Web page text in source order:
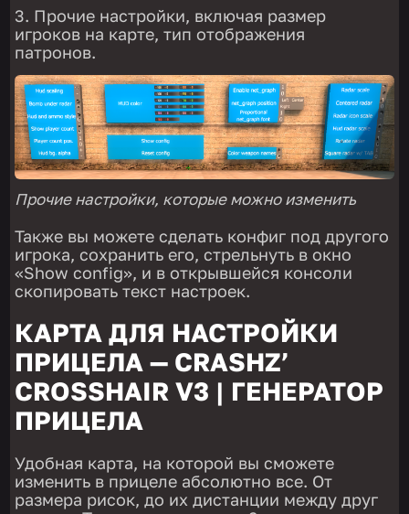
Прочие настройки, включая размер
игроков на карте, тип отображения
патронов.
Прочие настройки, которые можно изменить
Также вы можете сделать конфиг под другого
игрока, сохранить его, стрельнуть в окно
«Show config», и в открывшейся консоли
скопировать текст настроек.
КАРТА ДЛЯ НАСТРОЙКИ
ПРИЦЕЛА — CRASHZ’
CROSSHAIR V3 | ГЕНЕРАТОР
ПРИЦЕЛА
Удобная карта, на которой вы сможете
изменить в прицеле абсолютно все. От
размера рисок, до их дистанции между друг